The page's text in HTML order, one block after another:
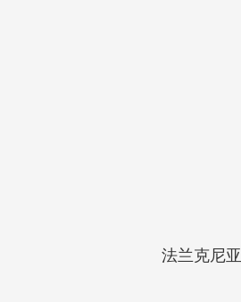
法兰克尼亚